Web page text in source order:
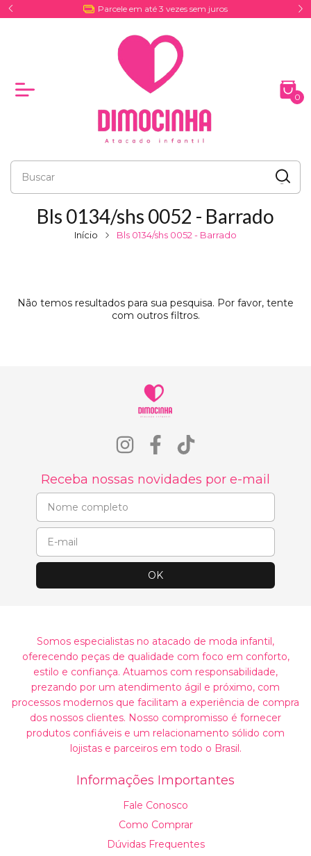
Parcele em até 3 vezes sem juros
0
Bls 0134/shs 0052 - Barrado
Início Bls 0134/shs 0052 - Barrado
Não temos resultados para sua pesquisa. Por favor, tente
com outros filtros.
Receba nossas novidades por e-mail
Somos especialistas no atacado de moda infantil,
oferecendo peças de qualidade com foco em conforto,
estilo e confiança. Atuamos com responsabilidade,
prezando por um atendimento ágil e próximo, com
processos modernos que facilitam a experiência de compra
dos nossos clientes. Nosso compromisso é fornecer
produtos confiáveis e um relacionamento sólido com
lojistas e parceiros em todo o Brasil.
Informações Importantes
Fale Conosco
Como Comprar
Dúvidas Frequentes